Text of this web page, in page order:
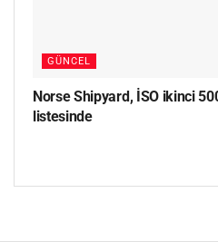
GÜNCEL
Norse Shipyard, İSO ikinci
listesinde